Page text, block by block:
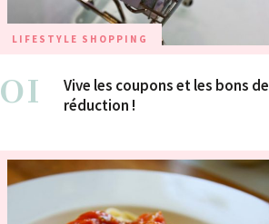
LIFESTYLE SHOPPING
01
Vive les coupons et les bons de
réduction !